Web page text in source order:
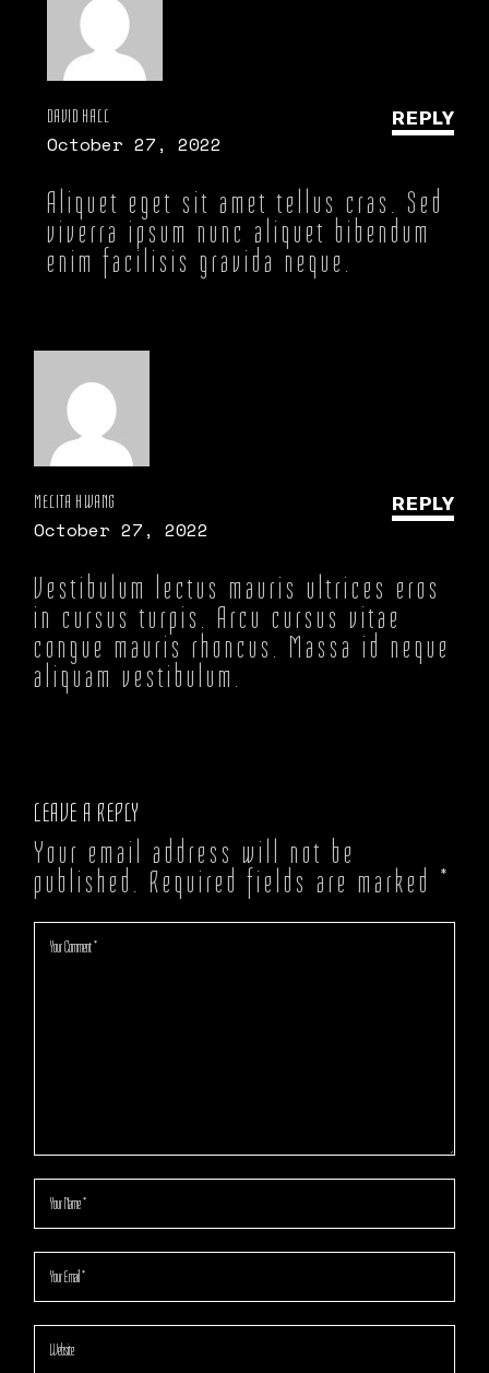
DAVID HALL
October 27, 2022
REPLY
Aliquet eget sit amet tellus cras. Sed
viverra ipsum nunc aliquet bibendum
enim facilisis gravida neque.
MELITA HWANG
October 27, 2022
REPLY
Vestibulum lectus mauris ultrices eros
in cursus turpis. Arcu cursus vitae
congue mauris rhoncus. Massa id neque
aliquam vestibulum.
LEAVE A REPLY
Your email address will not be
published. Required fields are marked *